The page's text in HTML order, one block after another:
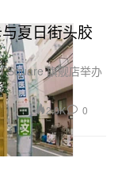
夏日街头胶
Square 旗舰店举办
2.0K 0